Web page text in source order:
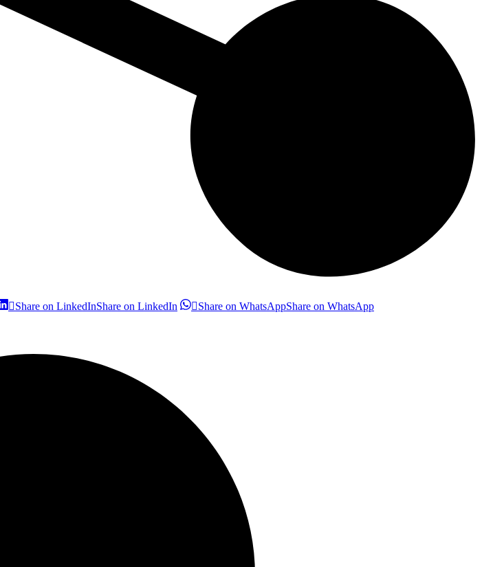
Share on LinkedInShare on LinkedIn Share on WhatsAppShare on WhatsApp